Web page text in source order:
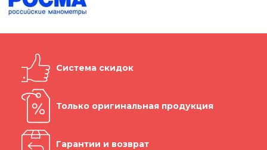
Система скидок
Только оригинальная продукция
Гарантии и возврат